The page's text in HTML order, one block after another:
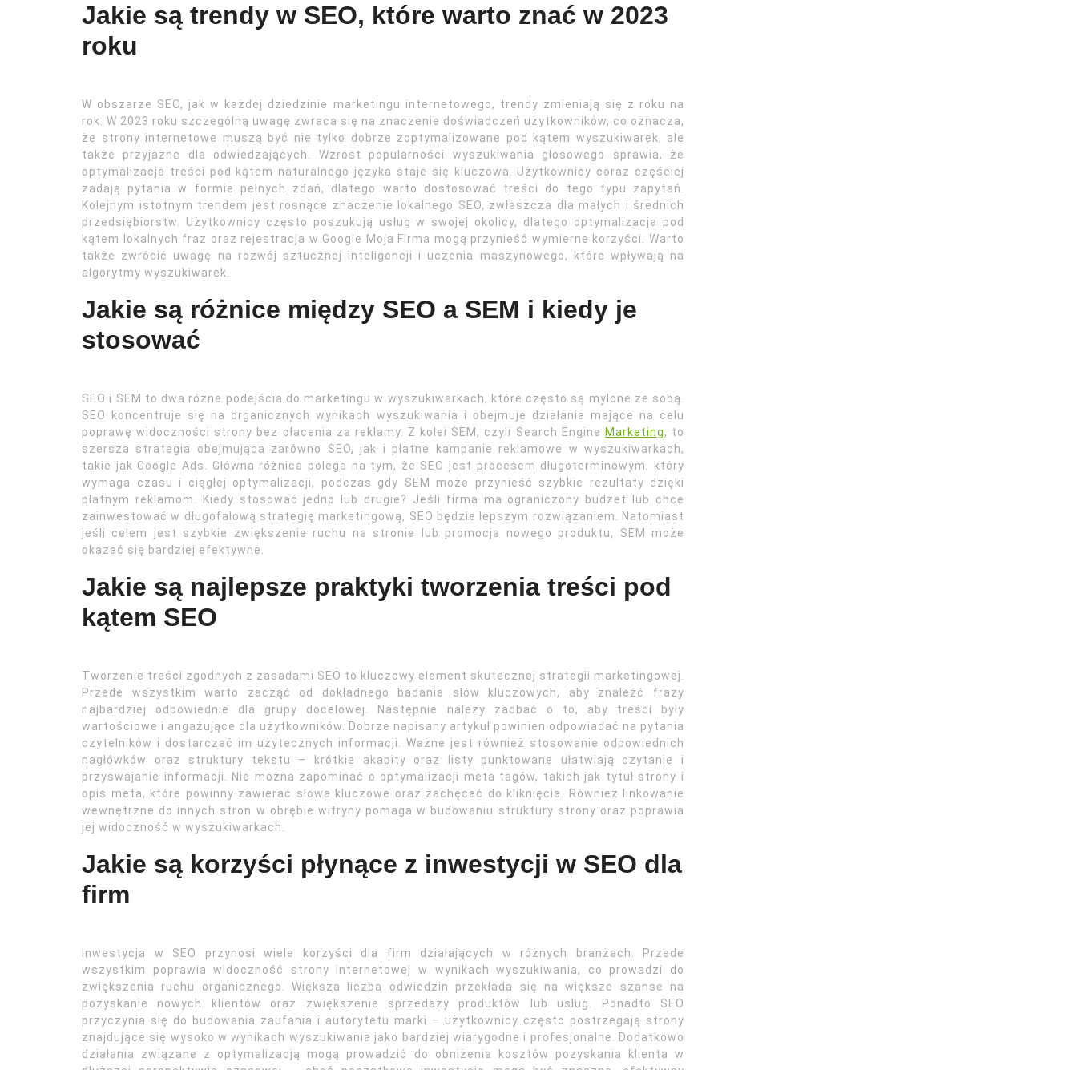
Jakie są trendy w SEO, które warto znać w 2023
roku
W obszarze SEO, jak w każdej dziedzinie marketingu internetowego, trendy zmieniają się z roku na
rok. W 2023 roku szczególną uwagę zwraca się na znaczenie doświadczeń użytkowników, co oznacza,
że strony internetowe muszą być nie tylko dobrze zoptymalizowane pod kątem wyszukiwarek, ale
także przyjazne dla odwiedzających. Wzrost popularności wyszukiwania głosowego sprawia, że
optymalizacja treści pod kątem naturalnego języka staje się kluczowa. Użytkownicy coraz częściej
zadają pytania w formie pełnych zdań, dlatego warto dostosować treści do tego typu zapytań.
Kolejnym istotnym trendem jest rosnące znaczenie lokalnego SEO, zwłaszcza dla małych i średnich
przedsiębiorstw. Użytkownicy często poszukują usług w swojej okolicy, dlatego optymalizacja pod
kątem lokalnych fraz oraz rejestracja w Google Moja Firma mogą przynieść wymierne korzyści. Warto
także zwrócić uwagę na rozwój sztucznej inteligencji i uczenia maszynowego, które wpływają na
algorytmy wyszukiwarek.
Jakie są różnice między SEO a SEM i kiedy je
stosować
SEO i SEM to dwa różne podejścia do marketingu w wyszukiwarkach, które często są mylone ze sobą.
SEO koncentruje się na organicznych wynikach wyszukiwania i obejmuje działania mające na celu
poprawę widoczności strony bez płacenia za reklamy. Z kolei SEM, czyli Search Engine Marketing, to
szersza strategia obejmująca zarówno SEO, jak i płatne kampanie reklamowe w wyszukiwarkach,
takie jak Google Ads. Główna różnica polega na tym, że SEO jest procesem długoterminowym, który
wymaga czasu i ciągłej optymalizacji, podczas gdy SEM może przynieść szybkie rezultaty dzięki
płatnym reklamom. Kiedy stosować jedno lub drugie? Jeśli firma ma ograniczony budżet lub chce
zainwestować w długofalową strategię marketingową, SEO będzie lepszym rozwiązaniem. Natomiast
jeśli celem jest szybkie zwiększenie ruchu na stronie lub promocja nowego produktu, SEM może
okazać się bardziej efektywne.
Jakie są najlepsze praktyki tworzenia treści pod
kątem SEO
Tworzenie treści zgodnych z zasadami SEO to kluczowy element skutecznej strategii marketingowej.
Przede wszystkim warto zacząć od dokładnego badania słów kluczowych, aby znaleźć frazy
najbardziej odpowiednie dla grupy docelowej. Następnie należy zadbać o to, aby treści były
wartościowe i angażujące dla użytkowników. Dobrze napisany artykuł powinien odpowiadać na pytania
czytelników i dostarczać im użytecznych informacji. Ważne jest również stosowanie odpowiednich
nagłówków oraz struktury tekstu – krótkie akapity oraz listy punktowane ułatwiają czytanie i
przyswajanie informacji. Nie można zapominać o optymalizacji meta tagów, takich jak tytuł strony i
opis meta, które powinny zawierać słowa kluczowe oraz zachęcać do kliknięcia. Również linkowanie
wewnętrzne do innych stron w obrębie witryny pomaga w budowaniu struktury strony oraz poprawia
jej widoczność w wyszukiwarkach.
Jakie są korzyści płynące z inwestycji w SEO dla
firm
Inwestycja w SEO przynosi wiele korzyści dla firm działających w różnych branżach. Przede
wszystkim poprawia widoczność strony internetowej w wynikach wyszukiwania, co prowadzi do
zwiększenia ruchu organicznego. Większa liczba odwiedzin przekłada się na większe szanse na
pozyskanie nowych klientów oraz zwiększenie sprzedaży produktów lub usług. Ponadto SEO
przyczynia się do budowania zaufania i autorytetu marki – użytkownicy często postrzegają strony
znajdujące się wysoko w wynikach wyszukiwania jako bardziej wiarygodne i profesjonalne. Dodatkowo
działania związane z optymalizacją mogą prowadzić do obniżenia kosztów pozyskania klienta w